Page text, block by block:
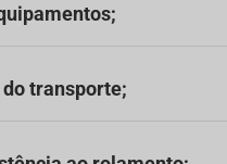
transporte;